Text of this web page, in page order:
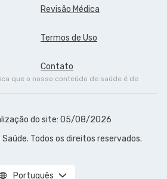
Revisão Médica
Termos de Uso
Contato
que o nosso conteúdo de saúde é de
do site: 05/08/2026
Todos os direitos reservados.
Português